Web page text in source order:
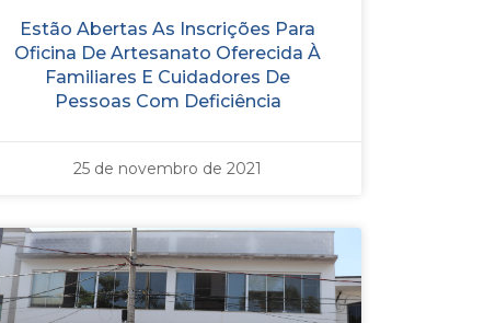
Estão Abertas As Inscrições Para
Oficina De Artesanato Oferecida À
Familiares E Cuidadores De
Pessoas Com Deficiência
25 de novembro de 2021